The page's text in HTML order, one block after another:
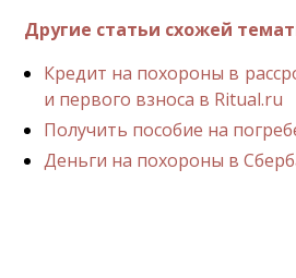
Другие статьи схожей
Кредит на похороны в
и первого взноса в Ritual.ru
Получить пособие на
Деньги на похороны в